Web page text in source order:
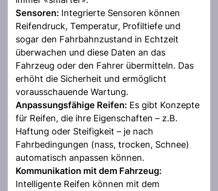
Sensoren: Integrierte Sensoren können
Reifendruck, Temperatur, Profiltiefe und
sogar den Fahrbahnzustand in Echtzeit
überwachen und diese Daten an das
Fahrzeug oder den Fahrer übermitteln. Das
erhöht die Sicherheit und ermöglicht
vorausschauende Wartung.
Anpassungsfähige Reifen: Es gibt Konzepte
für Reifen, die ihre Eigenschaften – z.B.
Haftung oder Steifigkeit – je nach
Fahrbedingungen (nass, trocken, Schnee)
automatisch anpassen können.
Kommunikation mit dem Fahrzeug:
Intelligente Reifen können mit dem